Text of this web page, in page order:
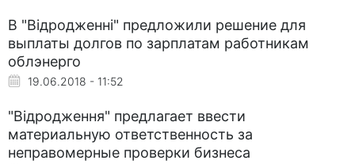
В "Відродженні" предложили решение для
выплаты долгов по зарплатам работникам
облэнерго
19.06.2018 - 11:52
"Відродження" предлагает ввести
материальную ответственность за
неправомерные проверки бизнеса